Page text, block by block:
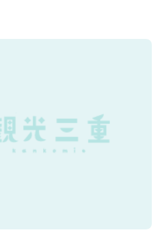
雲の神を温泉の守り神として祀ってい
多く残っています。 このように、宮中